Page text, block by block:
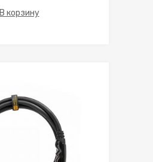
В корзину